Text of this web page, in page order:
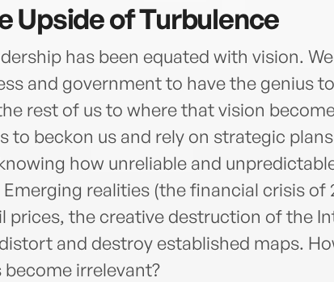
Upside of Turbulence
has been equated with vision.
and government to have the genius
rest of us to where that vision
to beckon us and rely on strategic
how unreliable and
realities (the financial crisis of
prices, the creative destruction of the
and destroy established maps.
irrelevant?